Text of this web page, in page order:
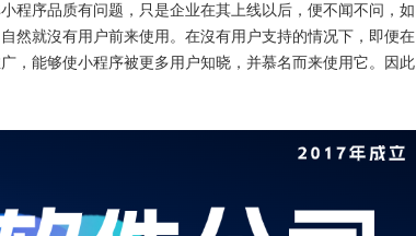
程序品质有问题，只是企业在其上线以后，便不闻不问，如
然就沒有用户前来使用。在沒有用户支持的情况下，即便在
，能够使小程序被更多用户知晓，并慕名而来使用它。因此